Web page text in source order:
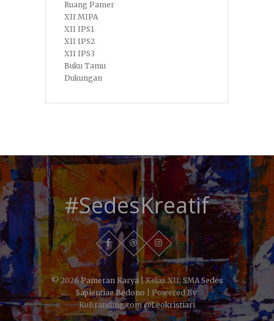
Ruang Pamer
XII MIPA
XII IPS1
XII IPS2
XII IPS3
Buku Tamu
Dukungan
#SedesKreatif
© 2026Pameran Karya| Kelas XII:SMA Sedes
Sapientiae Bedono | Powered By:
KuBranding.com@Leokristiari